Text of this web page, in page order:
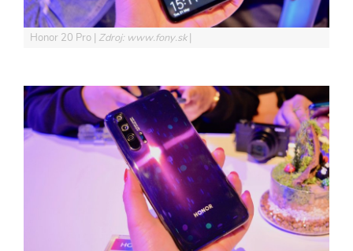
Honor 20 Pro Zdroj: www.fony.sk